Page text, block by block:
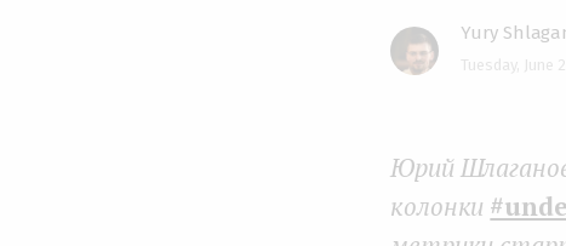
Yury
Tuesday, June
Юрий
колонки